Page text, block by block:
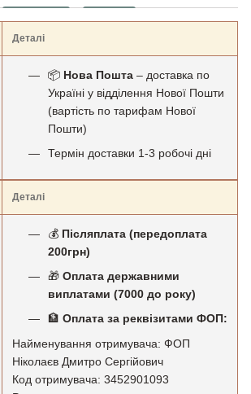
Деталі
📦 Нова Пошта – доставка по
Україні у відділення Нової Пошти
(вартість по тарифам Нової
Пошти)
Термін доставки 1-3 робочі дні
Деталі
💰 Післяплата (передоплата
200грн)
🎁 Оплата державними
виплатами (7000 до року)
🏦 Оплата за реквізитами ФОП:
Найменування отримувача: ФОП
Ніколаєв Дмитро Сергійович
Код отримувача: 3452901093